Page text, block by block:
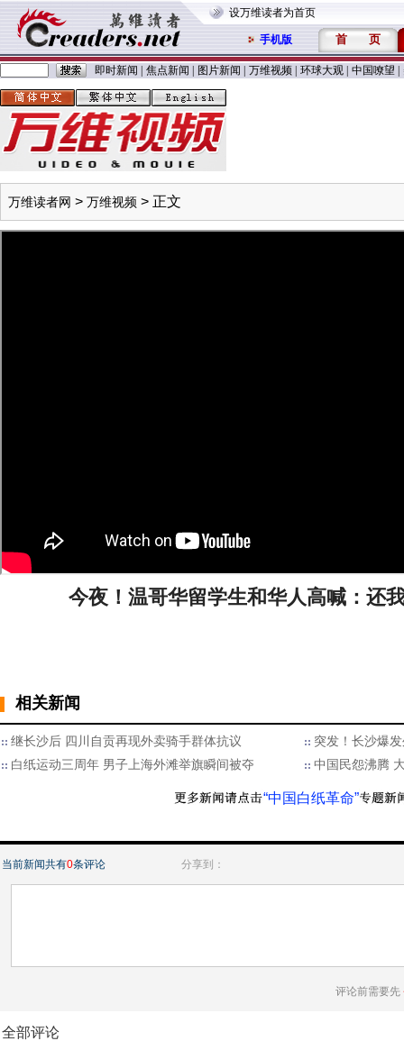
设万维读者为首页
手机版 首 页
即时新闻 焦点新闻 图片新闻 万维视频 环球大观 中国嘹望
万维读者网 > 万维视频 > 正文
今夜！温哥华留学生和华人高喊：还
相关新闻
继长沙后 四川自贡再现外卖骑手群体抗议
突发！长沙爆
白纸运动三周年 男子上海外滩举旗瞬间被夺
中国民怨沸腾
“中国白纸革命”
当前新闻共有0条评论 分享到：
评论前需要先
全部评论